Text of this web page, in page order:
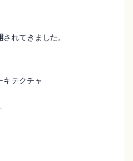
されてきました。
キテクチャ